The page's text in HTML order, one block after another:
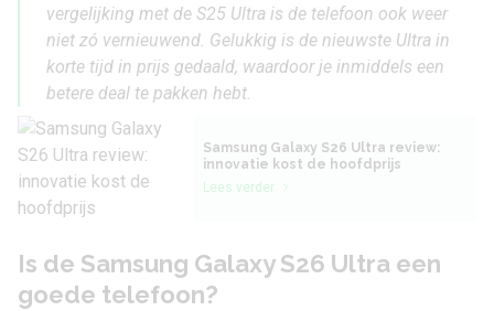
vergelijking met de S25 Ultra is de telefoon ook weer
niet zó vernieuwend. Gelukkig is de nieuwste Ultra in
korte tijd in prijs gedaald, waardoor je inmiddels een
betere deal te pakken hebt.
Samsung Galaxy S26 Ultra review:
innovatie kost de hoofdprijs
Lees verder
Is de Samsung Galaxy S26 Ultra een
goede telefoon?